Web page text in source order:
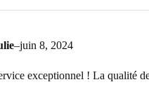
–juin 8, 2024
exceptionnel ! La qualité